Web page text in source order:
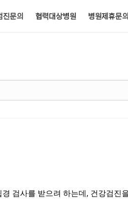
진문의 협력대상병원 병원제휴문의
검사를 받으려 하는데, 건강검진